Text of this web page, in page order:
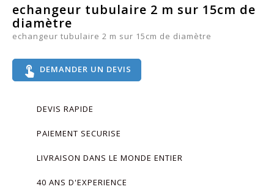
echangeur tubulaire 2 m sur 15cm de
diamètre
echangeur tubulaire 2 m sur 15cm de diamètre
touch_app DEMANDER UN DEVIS
DEVIS RAPIDE
PAIEMENT SECURISE
LIVRAISON DANS LE MONDE ENTIER
40 ANS D'EXPERIENCE